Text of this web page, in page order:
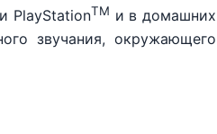
PlayStationTM и в домашних
звучания, окружающего